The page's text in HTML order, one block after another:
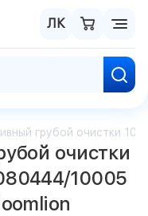
ЛК
грубой очистки
очистки
10005